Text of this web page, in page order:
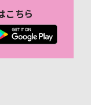
こちら